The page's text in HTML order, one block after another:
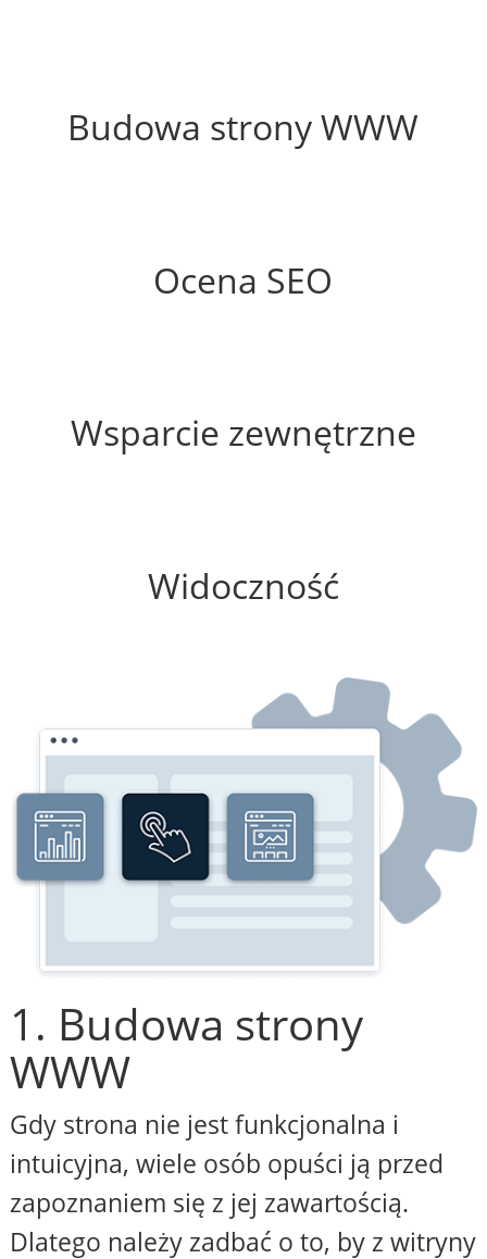
Budowa strony WWW
Ocena SEO
Wsparcie zewnętrzne
Widoczność
1. Budowa strony
WWW
Gdy strona nie jest funkcjonalna i
intuicyjna, wiele osób opuści ją przed
zapoznaniem się z jej zawartością.
Dlatego należy zadbać o to, by z witryny